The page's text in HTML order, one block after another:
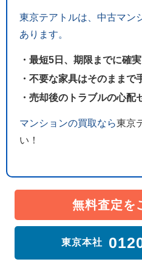
東京テアトルは、中古マン
あります。
・最短5日、期限までに確
・不要な家具はそのままで
・売却後のトラブルの心配
マンションの買取なら東京
い！
無料査定を
東京本社